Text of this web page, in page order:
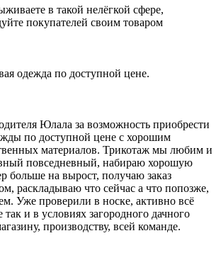
в такой нелёгкой сфере,
покупателей своим товаром
одежда по доступной цене.
Юлала за возможность приобрести
по доступной цене с хорошим
материалов. Трикотаж мы любим и
повседневный, набираю хорошую
больше на вырост, получаю заказ
раскладываю что сейчас а что попозже,
Уже проверили в носке, активно всё
и в условиях загородного дачного
производству, всей команде.